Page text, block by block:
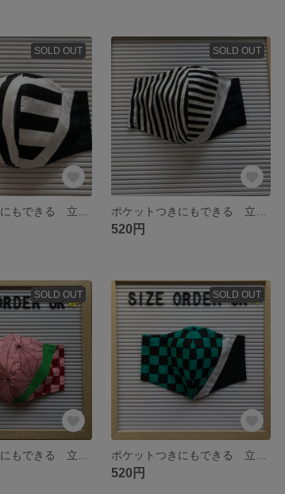
SOLD OUT SOLD OUT
520円
SOLD OUT SOLD OUT
520円